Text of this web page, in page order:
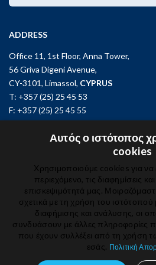
ADDRESS
Office 11, 1st Floor, Anna Tower,
56 Griva Digeni Avenue,
CY-3101, Limassol, CYPRUS
T: +357 (25) 25 45 53
F: +357 (25) 25 45 55
Office 3, Kifisias and Fokidos 3,
GET IN
© 2024 IBSCY Ltd /Disclaimer/
Αυτός ο ιστότοπος
cookies
Χρησιμοποιούμε cookies για να
περιεχόμενο, τις διαφημίσεις
επισκεψιμότητά μας.
σχετικά με τη χρήση του
διαφήμισης και ανάλυσης, οι
συνδυάσουν με άλλες πληροφορίες
που έχουν συλλέξει από τη χρήση
εσάς.
Πολιτική